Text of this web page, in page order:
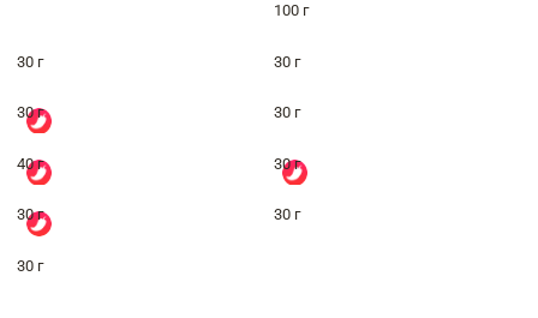
100 г
30 г 30 г
30 г 30 г
40 г 30 г
30 г 30 г
30 г